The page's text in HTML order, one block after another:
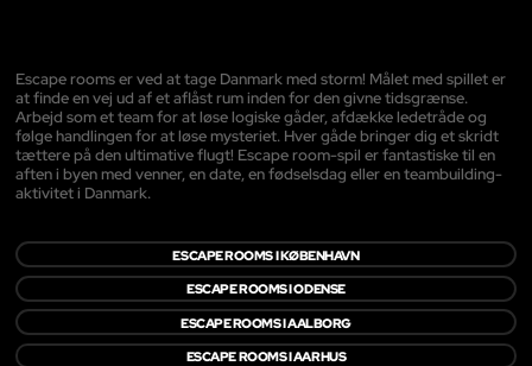
Escape rooms er ved at tage Danmark med storm! Målet med spillet er
at finde en vej ud af et aflåst rum inden for den givne tidsgrænse.
Arbejd som et team for at løse logiske gåder, afdække ledetråde og
følge handlingen for at løse mysteriet. Hver gåde bringer dig et skridt
tættere på den ultimative flugt! Escape room-spil er fantastiske til en
aften i byen med venner, en date, en fødselsdag eller en teambuilding-
aktivitet i Danmark.
ESCAPE ROOMS I KØBENHAVN
ESCAPE ROOMS I ODENSE
ESCAPE ROOMS I AALBORG
ESCAPE ROOMS I AARHUS